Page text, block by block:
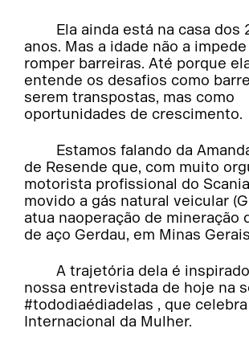
Ela ainda está na casa dos
anos. Mas a idade não a
romper barreiras. Até porque
entende os desafios como
serem transpostas, mas como
oportunidades de crescimento.
Estamos falando da
de Resende que, com muito
motorista profissional do
movido a gás natural veicular
atua naoperação de mineração
de aço Gerdau, em Minas
A trajetória dela é
nossa entrevistada de hoje na
#tododiaédiadelas , que
Internacional da Mulher.